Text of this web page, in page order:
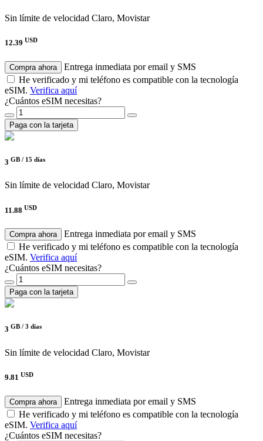
Sin límite de velocidad Claro, Movistar
12.39 USD
Compra ahora
Entrega inmediata por email y SMS
He verificado y mi teléfono es compatible con la tecnología
eSIM. Verifica aquí
¿Cuántos eSIM necesitas?
Paga con la tarjeta
3 GB / 15 días
Sin límite de velocidad Claro, Movistar
11.88 USD
Compra ahora
Entrega inmediata por email y SMS
He verificado y mi teléfono es compatible con la tecnología
eSIM. Verifica aquí
¿Cuántos eSIM necesitas?
Paga con la tarjeta
3 GB / 3 días
Sin límite de velocidad Claro, Movistar
9.81 USD
Compra ahora
Entrega inmediata por email y SMS
He verificado y mi teléfono es compatible con la tecnología
eSIM. Verifica aquí
¿Cuántos eSIM necesitas?